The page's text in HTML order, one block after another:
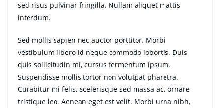
sed risus pulvinar fringilla. Nullam aliquet mattis
interdum.
Sed mollis sapien nec auctor porttitor. Morbi
vestibulum libero id neque commodo lobortis. Duis
quis sollicitudin mi, cursus fermentum ipsum.
Suspendisse mollis tortor non volutpat pharetra.
Curabitur mi felis, scelerisque sed massa ac, ornare
tristique leo. Aenean eget est velit. Morbi urna nibh,